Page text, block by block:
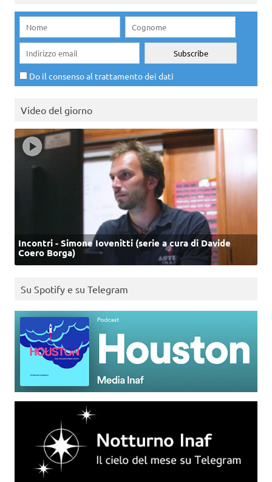
Do il consenso al trattamento dei dati
Video del giorno
Incontri - Simone Iovenitti (serie a cura di Davide
Coero Borga)
Su Spotify e su Telegram